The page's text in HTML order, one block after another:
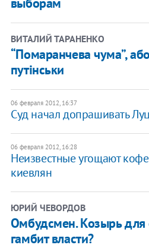
ВИТАЛИЙ ТАРАНЕНКО
“Помаранчева чума”,
путінськи
06 февраля 2012, 16:37
Суд начал допрашивать
06 февраля 2012, 16:28
Неизвестные угощают
киевлян
ЮРИЙ ЧЕВОРДОВ
Омбудсмен. Козырь для
гамбит власти?